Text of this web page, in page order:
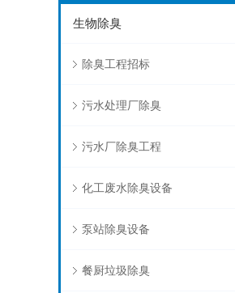
生物除臭
除臭工程招标
污水处理厂除臭
污水厂除臭工程
化工废水除臭设备
泵站除臭设备
餐厨垃圾除臭